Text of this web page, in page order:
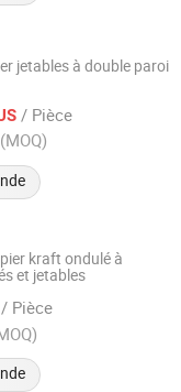
jetables à double paroi
/ Pièce
(MOQ)
kraft ondulé à
et jetables
/ Pièce
Co., Ltd.